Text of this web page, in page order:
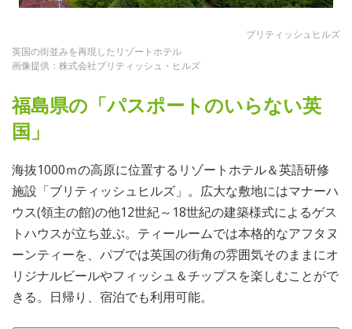
ブリティッシュヒルズ
英国の街並みを再現したリゾートホテル
画像提供：株式会社ブリティッシュ・ヒルズ
福島県の「パスポートのいらない英
国」
海抜1000ｍの高原に位置するリゾートホテル＆英語研修
施設「ブリティッシュヒルズ」。広大な敷地にはマナーハ
ウス(領主の館)の他12世紀～18世紀の建築様式によるゲス
トハウスが立ち並ぶ。ティールームでは本格的なアフタヌ
ーンティーを、パブでは英国の街角の雰囲気そのままにオ
リジナルビールやフィッシュ＆チップスを楽しむことがで
きる。日帰り、宿泊でも利用可能。